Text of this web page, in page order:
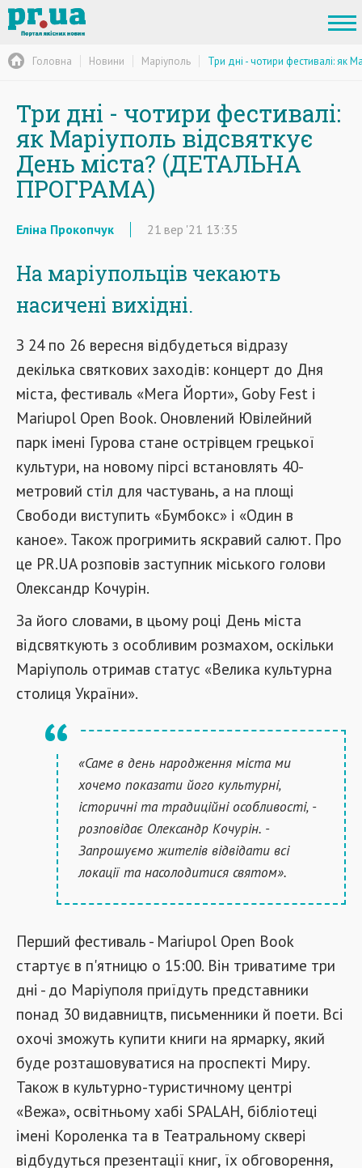
Головна Новини Маріуполь Три дні - чотири фестивалі: як
Три дні - чотири фестивалі:
як Маріуполь відсвяткує
День міста? (ДЕТАЛЬНА
ПРОГРАМА)
Еліна Прокопчук 21 вер '21 13:35
На маріупольців чекають
насичені вихідні.
З 24 по 26 вересня відбудеться відразу
декілька святкових заходів: концерт до Дня
міста, фестиваль «Мега Йорти», Goby Fest і
Mariupol Open Book. Оновлений Ювілейний
парк імені Гурова стане острівцем грецької
культури, на новому пірсі встановлять 40-
метровий стіл для частувань, а на площі
Свободи виступить «Бумбокс» і «Один в
каное». Також прогримить яскравий салют. Про
це PR.UA розповів заступник міського голови
Олександр Кочурін.
За його словами, в цьому році День міста
відсвяткують з особливим розмахом, оскільки
Маріуполь отримав статус «Велика культурна
столиця України».
«Саме в день народження міста ми
хочемо показати його культурні,
історичні та традиційні особливості, -
розповідає Олександр Кочурін. -
Запрошуємо жителів відвідати всі
локації та насолодитися святом».
Перший фестиваль - Mariupol Open Book
стартує в п'ятницю о 15:00. Він триватиме три
дні - до Маріуполя приїдуть представники
понад 30 видавництв, письменники й поети. Всі
охочі зможуть купити книги на ярмарку, який
буде розташовуватися на проспекті Миру.
Також в культурно-туристичному центрі
«Вежа», освітньому хабі SPALAH, бібліотеці
імені Короленка та в Театральному сквері
відбудуться презентації книг, їх обговорення,